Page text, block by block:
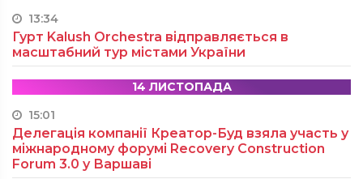
13:34
Гурт Kalush Orchestra відправляється в
масштабний тур містами України
14 ЛИСТОПАДА
15:01
Делегація компанії Креатор-Буд взяла участь у
міжнародному форумі Recovery Construction
Forum 3.0 у Варшаві